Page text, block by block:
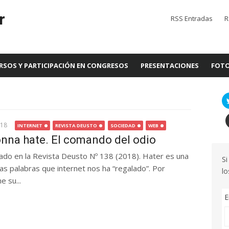
RSS Entradas
Y PARTICIPACIÓN EN CONGRESOS PRESENTACIONES
INTERNET REVISTA DEUSTO SOCIEDAD WEB
hate. El comando del odio
en la Revista Deusto Nº 138 (2018). Hater es una
palabras que internet nos ha “regalado”. Por
su...